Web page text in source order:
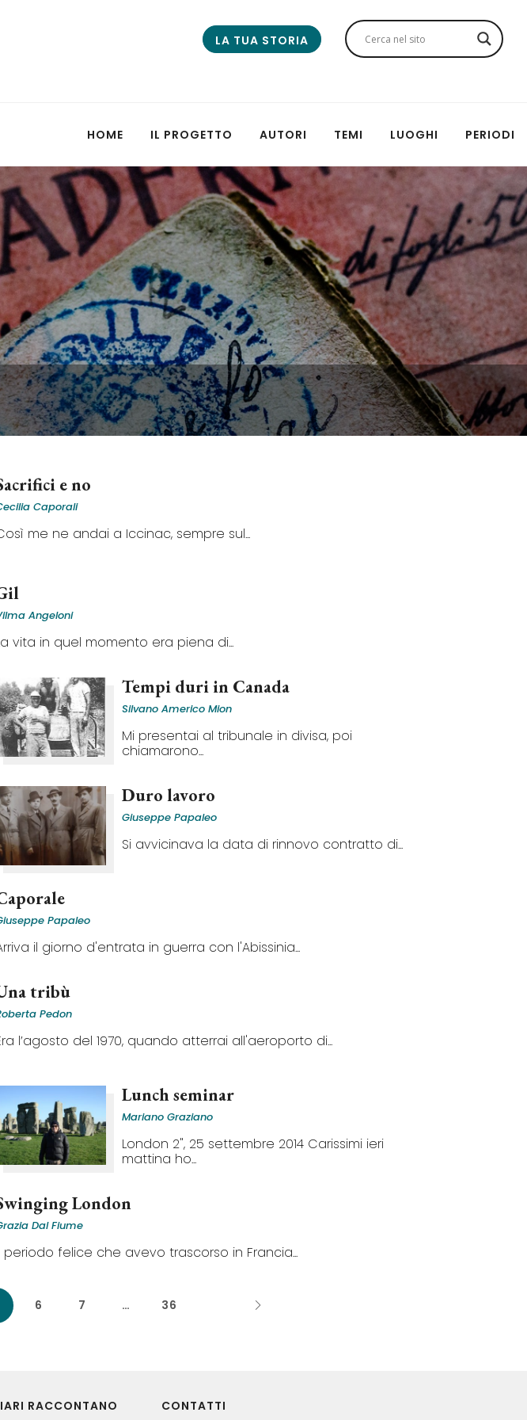
LA TUA STORIA
HOME IL PROGETTO AUTORI TEMI LUOGHI PERIODI
e no
Caporali
me ne andai a Iccinac, sempre sul...
Angeloni
vita in quel momento era piena di...
Tempi duri in Canada
Silvano Americo Mion
Mi presentai al tribunale in divisa, poi
chiamarono...
Duro lavoro
Giuseppe Papaleo
Si avvicinava la data di rinnovo contratto di...
Papaleo
il giorno d'entrata in guerra con l'Abissinia...
tribù
Pedon
l’agosto del 1970, quando atterrai all'aeroporto di...
Lunch seminar
Mariano Graziano
London 2", 25 settembre 2014 Carissimi ieri
mattina ho...
London
Dal Fiume
periodo felice che avevo trascorso in Francia...
6 7 … 36
RACCONTANO CONTATTI